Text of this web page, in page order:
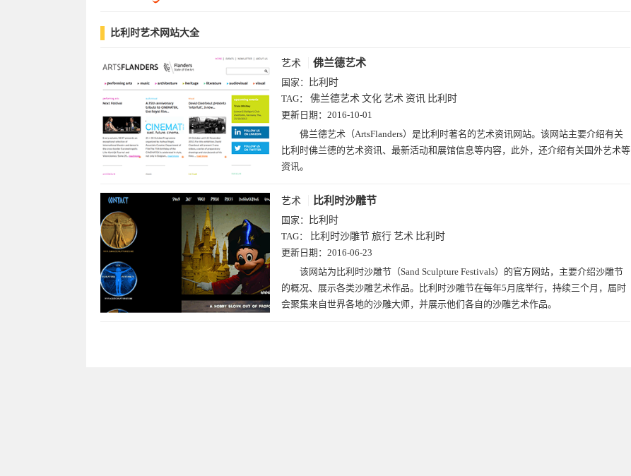
比利时艺术网站大全
艺术 佛兰德艺术
国家：
比利时
TAG： 佛兰德艺术 文化 艺术 资讯 比利时
更新日期： 2016-10-01
佛兰德艺术（ArtsFlanders）是比利时著名的艺术资讯网站。该网站主要介绍有关
比利时佛兰德的艺术资讯、最新活动和展馆信息等内容，此外，还介绍有关国外艺术等
资讯。
艺术 比利时沙雕节
国家：
比利时
TAG：
比利时沙雕节 旅行 艺术 比利时
更新日期： 2016-06-23
该网站为比利时沙雕节（Sand Sculpture Festivals）的官方网站，主要介绍沙雕节
的概况、展示各类沙雕艺术作品。比利时沙雕节在每年5月底举行，持续三个月，届时
会聚集来自世界各地的沙雕大师，并展示他们各自的沙雕艺术作品。